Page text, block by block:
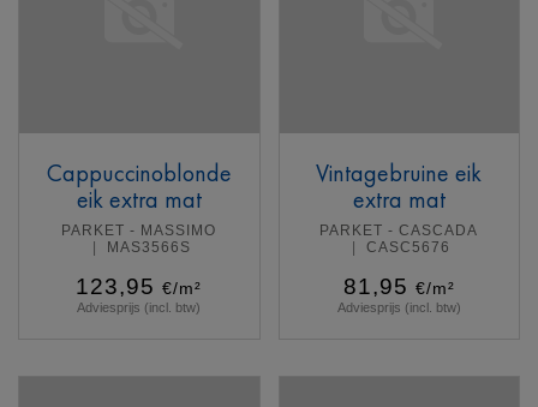
Cappuccinoblonde
eik extra mat
PARKET - MASSIMO
MAS3566S
123,95 €/m²
Adviesprijs (incl. btw)
Vintagebruine eik
extra mat
PARKET - CASCADA
CASC5676
81,95 €/m²
Adviesprijs (incl. btw)